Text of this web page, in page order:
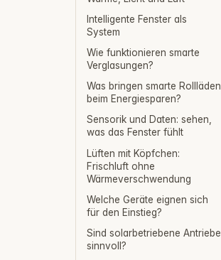
Intelligente Fenster als
System
Wie funktionieren smarte
Verglasungen?
Was bringen smarte Rollläden
beim Energiesparen?
Sensorik und Daten: sehen,
was das Fenster fühlt
Lüften mit Köpfchen:
Frischluft ohne
Wärmeverschwendung
Welche Geräte eignen sich
für den Einstieg?
Sind solarbetriebene Antriebe
sinnvoll?